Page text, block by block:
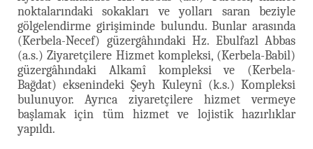
noktalarındaki sokakları ve yolları saran beziyle
gölgelendirme girişiminde bulundu. Bunlar arasında
(Kerbela-Necef) güzergâhındaki Hz. Ebulfazl Abbas
(a.s.) Ziyaretçilere Hizmet kompleksi, (Kerbela-Babil)
güzergâhındaki Alkamî kompleksi ve (Kerbela-
Bağdat) eksenindeki Şeyh Kuleynî (k.s.) Kompleksi
bulunuyor. Ayrıca ziyaretçilere hizmet vermeye
başlamak için tüm hizmet ve lojistik hazırlıklar
yapıldı.